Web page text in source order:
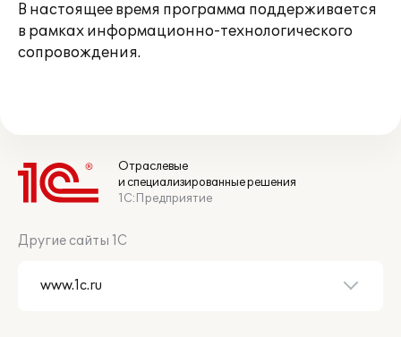
В настоящее время программа поддерживается
в рамках информационно-технологического
сопровождения.
Отраслевые
и специализированные решения
1С:Предприятие
Другие сайты 1С